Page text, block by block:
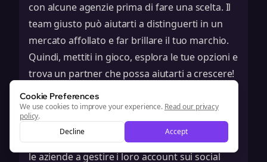
con alcune agenzie prima di fare una scelta. Il
team giusto può aiutarti a distinguerti in un
mercato affollato e far brillare il tuo marchio.
Quindi, mettiti in gioco, esplora le tue opzioni e
trova un partner che possa aiutarti a crescere!
Domande Frequenti
Cosa fa un’agenzia di marketing sui
social media?
Un’agenzia di marketing sui social media aiuta
le aziende a gestire i loro account sui social
Cookie Preferences
We use cookies to improve your experience. Read our privacy
policy.
Decline
Accept